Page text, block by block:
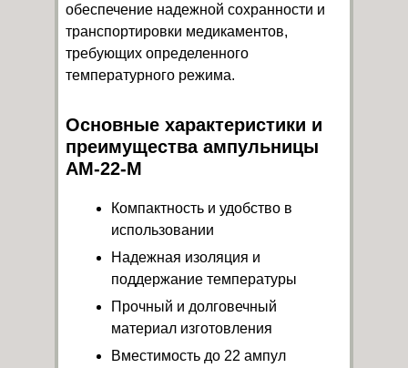
обеспечение надежной сохранности и
транспортировки медикаментов,
требующих определенного
температурного режима.
Основные характеристики и
преимущества ампульницы
AM-22-M
Компактность и удобство в
использовании
Надежная изоляция и
поддержание температуры
Прочный и долговечный
материал изготовления
Вместимость до 22 ампул